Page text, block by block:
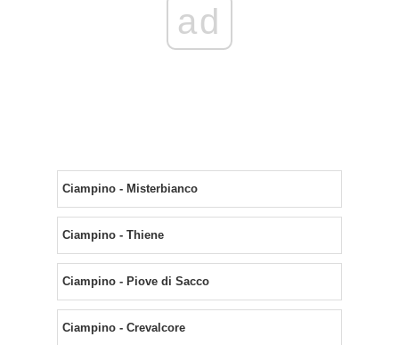
ad
Ciampino - Misterbianco
Ciampino - Thiene
Ciampino - Piove di Sacco
Ciampino - Crevalcore